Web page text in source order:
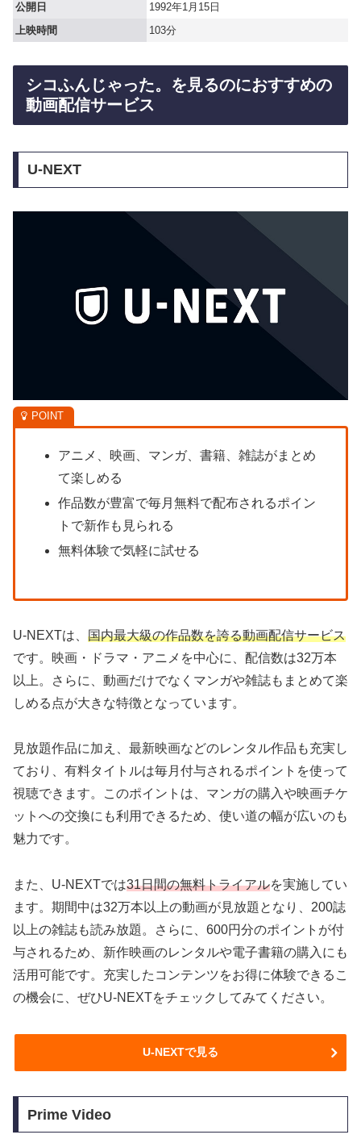
公開日
1992年1月15日
上映時間
103分
シコふんじゃった。を見るのにおすすめの
動画配信サービス
U-NEXT
アニメ、映画、マンガ、書籍、雑誌がまとめ
て楽しめる
作品数が豊富で毎月無料で配布されるポイン
トで新作も見られる
無料体験で気軽に試せる
U-NEXTは、 国内最大級の作品数を誇る動画配信サービス
です。映画・ドラマ・アニメを中心に、配信数は32万本
以上。さらに、動画だけでなくマンガや雑誌もまとめて楽
しめる点が大きな特徴となっています。
見放題作品に加え、最新映画などのレンタル作品も充実し
ており、有料タイトルは毎月付与されるポイントを使って
視聴できます。このポイントは、マンガの購入や映画チケ
ットへの交換にも利用できるため、使い道の幅が広いのも
魅力です。
また、U-NEXTでは31日間の無料トライアルを実施してい
ます。期間中は32万本以上の動画が見放題となり、200誌
以上の雑誌も読み放題。さらに、600円分のポイントが付
与されるため、新作映画のレンタルや電子書籍の購入にも
活用可能です。充実したコンテンツをお得に体験できるこ
の機会に、ぜひU-NEXTをチェックしてみてください。
U-NEXTで見る
Prime Video